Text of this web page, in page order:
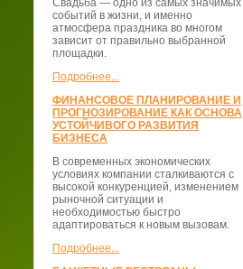
Свадьба — одно из самых значимых
событий в жизни, и именно
атмосфера праздника во многом
зависит от правильно выбранной
площадки.
Подробнее...
ФИНАНСОВОЕ ПЛАНИРОВАНИЕ И
ПРОГНОЗИРОВАНИЕ КАК ОСНОВА
УСТОЙЧИВОГО РАЗВИТИЯ
БИЗНЕСА
В современных экономических
условиях компании сталкиваются с
высокой конкуренцией, изменением
рыночной ситуации и
необходимостью быстро
адаптироваться к новым вызовам.
Подробнее...